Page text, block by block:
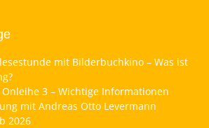
mit Bilderbuchkino – Was ist
3 – Wichtige Informationen
mit Andreas Otto Levermann
2026